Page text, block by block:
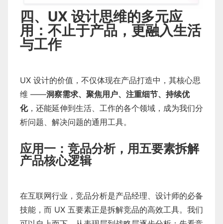
四、UX 设计思维的多元应
用：不止于产品，更融入生活
与工作
UX 设计的价值，不仅体现在产品打造中，其核心思
维 ——洞察需求、聚焦用户、注重细节、持续优
化，还能延伸到生活、工作的各个领域，成为我们分
析问题、解决问题的通用工具。
应用一：竞品分析，用五要素拆解
产品核心逻辑
在互联网行业，竞品分析是产品经理、设计师的必备
技能，而 UX 五要素正是拆解竞品的高效工具。我们